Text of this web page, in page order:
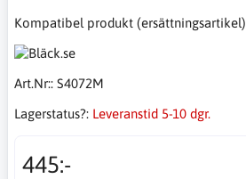
Kompatibel produkt (ersättningsartikel)
Art.Nr:: S4072M
Lagerstatus?: Leveranstid 5-10 dgr.
445:-